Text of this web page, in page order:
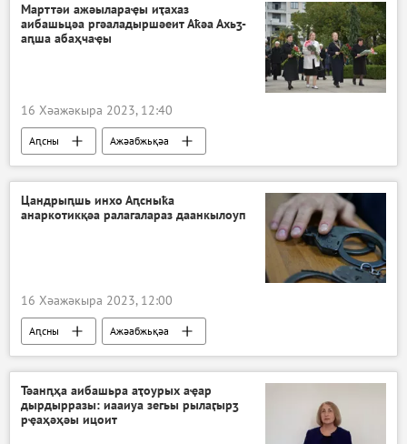
Марттәи ажәылараҿы иҭахаз
аибашьцәа ргәаладыршәеит Аҟәа Ахьӡ-
аԥша абаҳчаҿы
16 Хәажәкыра 2023, 12:40
Аԥсны Ажәабжьқәа
Цандрыԥшь инхо Аԥсныҟа
анаркотикқәа ралагалараз даанкылоуп
16 Хәажәкыра 2023, 12:00
Аԥсны Ажәабжьқәа
Тәанԥҳа аибашьра аҭоурых аҿар
дырдырразы: иааиуа зегьы рылаӷырӡ
рҿаҳәҳәы ицоит